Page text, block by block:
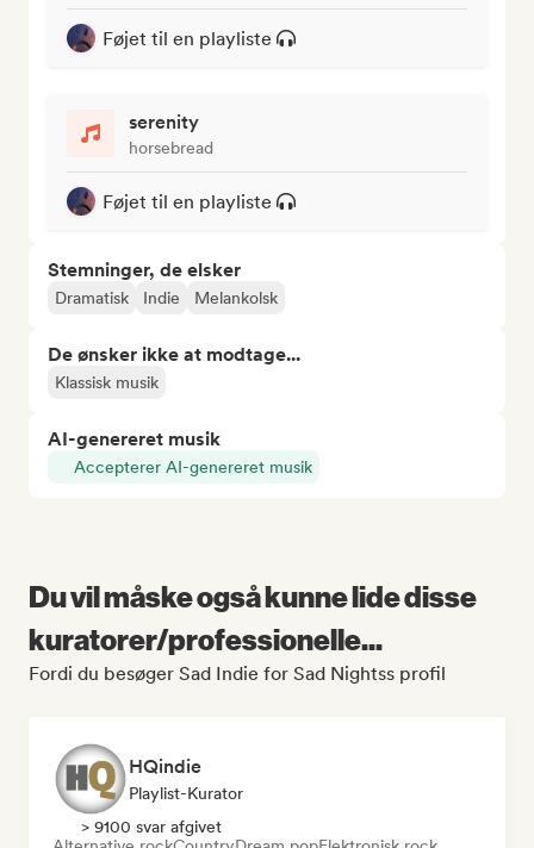
Føjet til en playliste
serenity
horsebread
Føjet til en playliste
Stemninger, de elsker
Dramatisk Indie Melankolsk
De ønsker ikke at modtage...
Klassisk musik
AI-genereret musik
Accepterer AI-genereret musik
Du vil måske også kunne lide disse
kuratorer/professionelle...
Fordi du besøger Sad Indie for Sad Nightss profil
HQindie
Playlist-Kurator
> 9100 svar afgivet